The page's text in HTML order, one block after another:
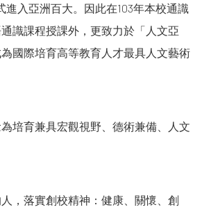
進入亞洲百大。因此在103年本校通識
識課程授課外，更致力於「人文亞
國際培育高等教育人才最具人文藝術
培育兼具宏觀視野、德術兼備、人文
，落實創校精神：健康、關懷、創